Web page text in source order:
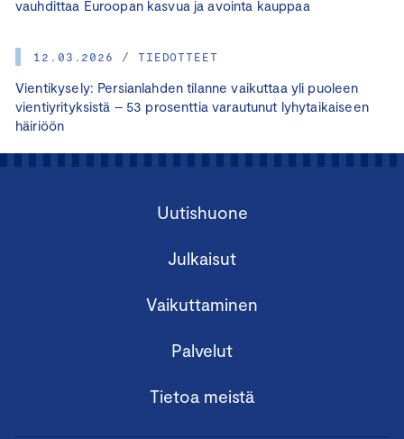
vauhdittaa Euroopan kasvua ja avointa kauppaa
12.03.2026 / TIEDOTTEET
Vientikysely: Persianlahden tilanne vaikuttaa yli puoleen
vientiyrityksistä – 53 prosenttia varautunut lyhytaikaiseen
häiriöön
Uutishuone
Julkaisut
Vaikuttaminen
Palvelut
Tietoa meistä